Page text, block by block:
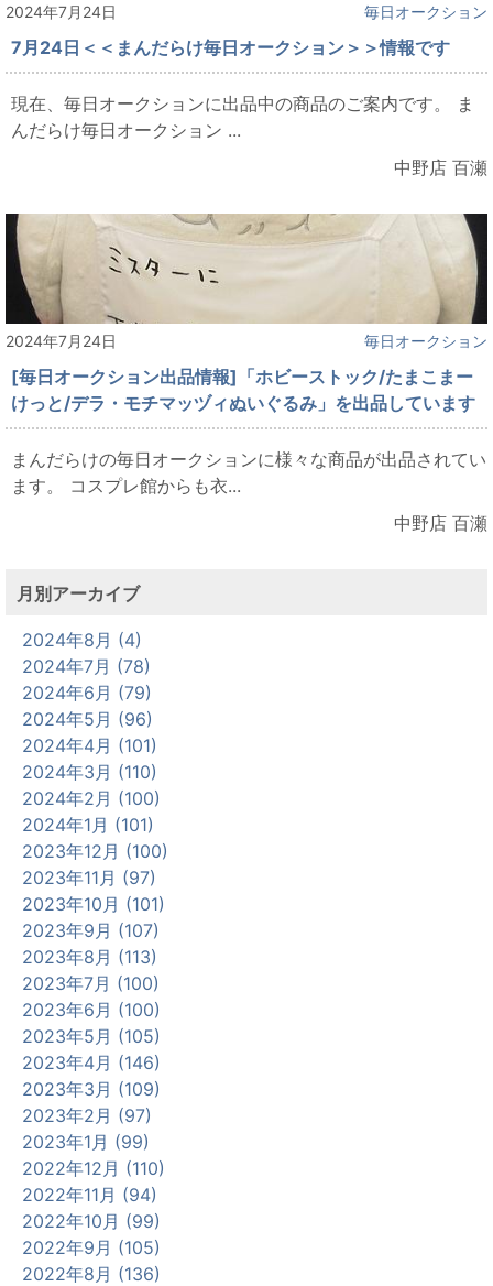
2024年7月24日 毎日オークション
7月24日＜＜まんだらけ毎日オークション＞＞情報です
現在、毎日オークションに出品中の商品のご案内です。 ま
んだらけ毎日オークション ...
中野店 百瀬
2024年7月24日 毎日オークション
[毎日オークション出品情報]「ホビーストック/たまこまー
けっと/デラ・モチマッヅィぬいぐるみ」を出品しています
まんだらけの毎日オークションに様々な商品が出品されてい
ます。 コスプレ館からも衣...
中野店 百瀬
月別アーカイブ
2024年8月 (4)
2024年7月 (78)
2024年6月 (79)
2024年5月 (96)
2024年4月 (101)
2024年3月 (110)
2024年2月 (100)
2024年1月 (101)
2023年12月 (100)
2023年11月 (97)
2023年10月 (101)
2023年9月 (107)
2023年8月 (113)
2023年7月 (100)
2023年6月 (100)
2023年5月 (105)
2023年4月 (146)
2023年3月 (109)
2023年2月 (97)
2023年1月 (99)
2022年12月 (110)
2022年11月 (94)
2022年10月 (99)
2022年9月 (105)
2022年8月 (136)